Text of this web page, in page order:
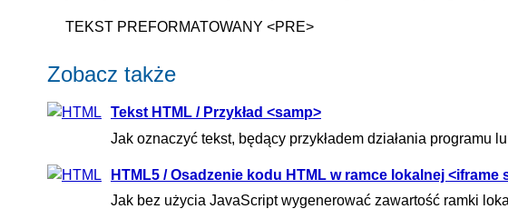
TEKST PREFORMATOWANY <PRE>
Zobacz także
Tekst HTML / Przykład <samp>
Jak oznaczyć tekst, będący przykładem działania programu
HTML5 / Osadzenie kodu HTML w ramce lokalnej <iframe
Jak bez użycia JavaScript wygenerować zawartość ramki